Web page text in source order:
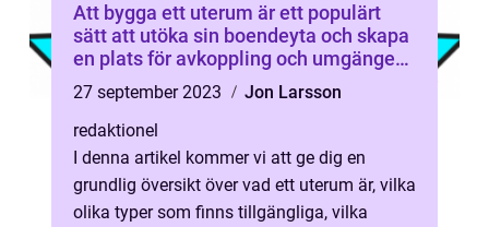
Att bygga ett uterum är ett populärt
sätt att utöka sin boendeyta och skapa
en plats för avkoppling och umgänge
under sommarmånaderna
27 september 2023
Jon Larsson
redaktionel
I denna artikel kommer vi att ge dig en
grundlig översikt över vad ett uterum är, vilka
olika typer som finns tillgängliga, vilka